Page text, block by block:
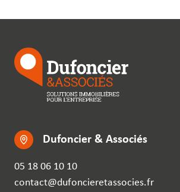
Dufoncier & Associés
05 18 06 10 10
contact@dufoncieretassocies.fr